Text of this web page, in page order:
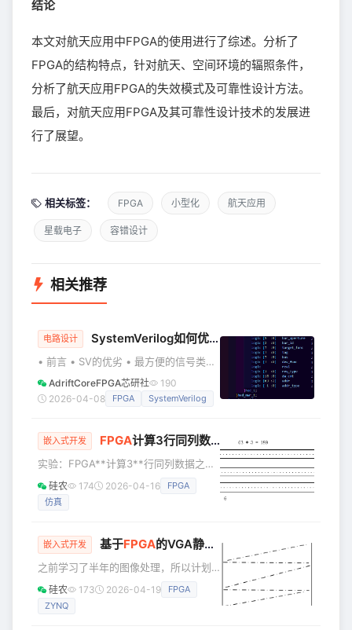
结论
本文对航天应用中FPGA的使用进行了综述。分析了
FPGA的结构特点，针对航天、空间环境的辐照条件，
分析了航天应用FPGA的失效模式及可靠性设计方法。
最后，对航天应用FPGA及其可靠性设计技术的发展进
行了展望。
相关标签： FPGA 小型化 航天应用
星载电子 容错设计
相关推荐
电路设计 SystemVerilog如何优雅的提升 FPGA开发效率
• 前言 • SV的优劣 • 最方便的信号类型
（logic） • 定义复杂信号的优雅方式
（struct） • 最省心的状态机利器
的批量信号写法（packed array） • 模
最优雅的头文件（package） • 最懂工
程师意图的过程块定义（always）
AdriftCoreFPGA芯研社
190
2026-04-08
FPGA SystemVerilog
嵌入式开发 FPGA计算3行同列数据之和
实验：FPGA**计算3**行同列数据之和
实验要求：PC机通过串口发送3行数据
（一行有56个数据，3行共有56*3=168
上位机。 实现方法：使用两个FIFO IP
Core，将串口接收到的数据进行缓存，
当第一个FIFO1的数据存满后，将FIFO1
的数据读出来给FIFO2，当FIFO2的数据
存满时，当前两个FIFO的数据和
硅农 174 2026-04-16
FPGA
仿真
嵌入式开发 基于FPGA的VGA静态图片显示
之前学习了半年的图像处理，所以计划
将自己学过的几个图像处理的基础算
硅农 173 2026-04-19
FPGA
ZYNQ